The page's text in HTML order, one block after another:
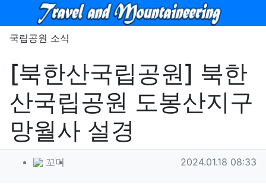
메뉴
국립공원 소식
[북한산국립공원] 북한
산국립공원 도봉산지구
망월사 설경
작성자 정보
꼬미 작성일
2024.01.18 08:33